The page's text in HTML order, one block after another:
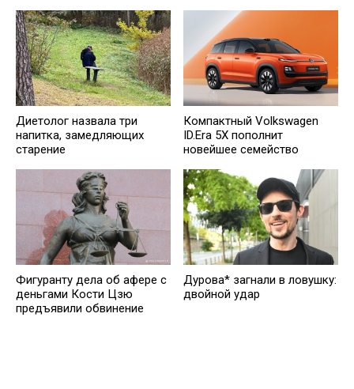
Диетолог назвала три
напитка, замедляющих
старение
Компактный Volkswagen
ID.Era 5X пополнит
новейшее семейство
Фигуранту дела об афере с
деньгами Кости Цзю
предъявили обвинение
Дурова* загнали в ловушку:
двойной удар